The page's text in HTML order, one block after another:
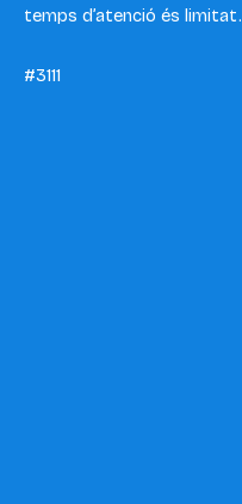
temps d’atenció és limitat.
#3111